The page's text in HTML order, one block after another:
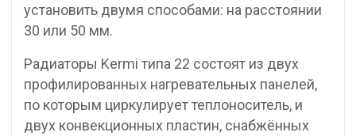
установить двумя способами: на расстоянии
30 или 50 мм.
Радиаторы Kermi типа 22 состоят из двух
профилированных нагревательных панелей,
по которым циркулирует теплоноситель, и
двух конвекционных пластин, снабжённых